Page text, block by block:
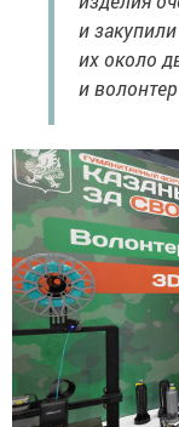
и
их около
и